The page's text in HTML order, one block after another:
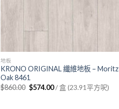
地板
KRONO ORIGINAL 纖維地板 – Moritz
Oak 8461
$860.00 Original
price
$574.00Current
price
/ 盒 (23.91平方呎)